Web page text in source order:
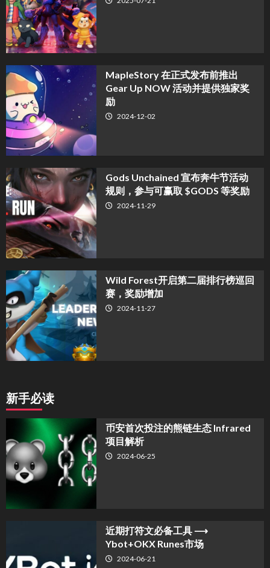
MapleStory 在正式发布前推出
Gear Up NOW 活动并提供独家奖
励
2024-12-02
Gods Unchained 宣布奔牛节活动
规则，参与可赢取 $GODS 等奖励
2024-11-29
Wild Forest开启第二届排行榜巡回
赛，奖励增加
2024-11-27
新手必读
币安首次投注的熊链生态 Infrared
项目解析
2024-06-25
近期打符文必备工具 ⟶
Ybot+OKX Runes市场
2024-06-21